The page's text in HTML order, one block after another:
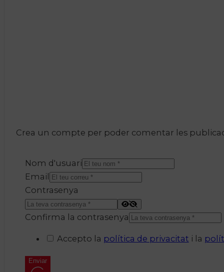
Crea un compte per poder comentar les
Nom d'usuari
Email
Contrasenya
Confirma la contrasenya
Accepto la política de privacitat i la
Enviar